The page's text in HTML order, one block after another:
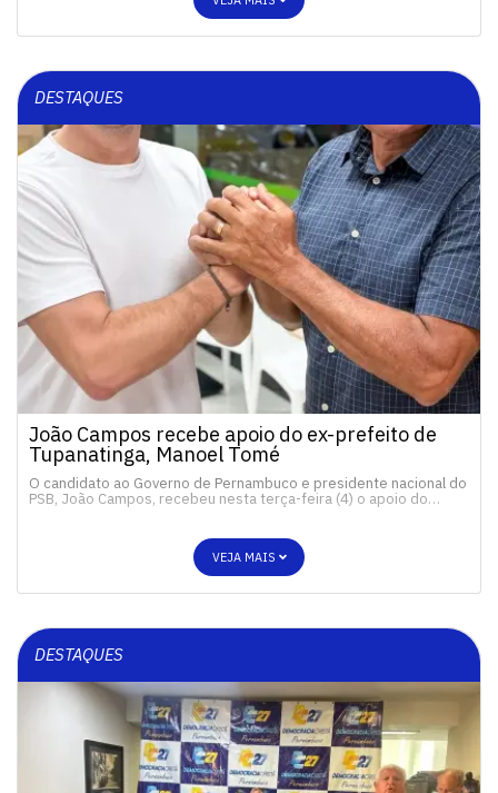
DESTAQUES
João Campos recebe apoio do ex-prefeito de
Tupanatinga, Manoel Tomé
O candidato ao Governo de Pernambuco e presidente nacional do
PSB, João Campos, recebeu nesta terça-feira (4) o apoio do…
VEJA MAIS
DESTAQUES